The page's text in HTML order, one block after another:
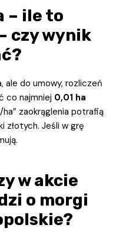
– ile to
czy wynik
ale do umowy, rozliczeń
co najmniej 0,01 ha
zaokrąglenia potrafią
złotych. Jeśli w grę
w akcie
o morgi